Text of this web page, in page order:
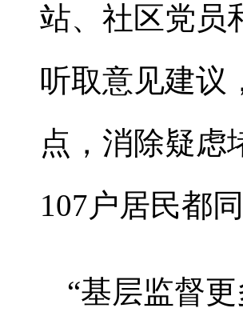
站、社区党员
听取意见建议
点，消除疑虑
107户居民都
“基层监督